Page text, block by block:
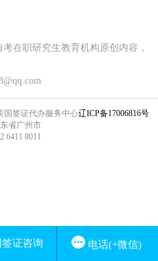
在职研究生教育机构原创内容，
国签证代办服务中心辽ICP备17006816号
省广州市
6411 8011
签证咨询 电话(+微信)